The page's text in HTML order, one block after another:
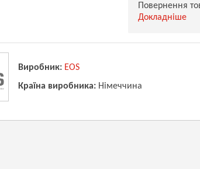
Повернення
Докладніше
Виробник: EOS
Країна виробника: Німеччина